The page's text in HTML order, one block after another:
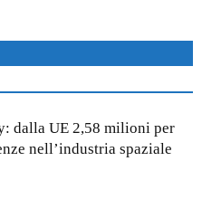
dalla UE 2,58 milioni per
nell’industria spaziale